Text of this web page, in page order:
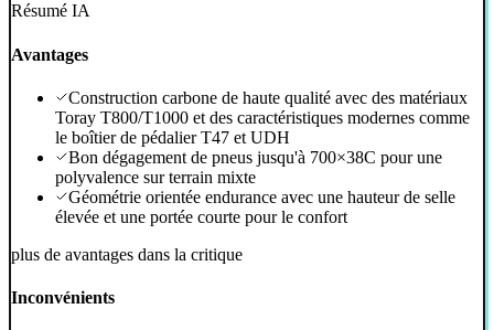
Résumé IA
Avantages
Construction carbone de haute qualité avec des matériaux
Toray T800/T1000 et des caractéristiques modernes comme
le boîtier de pédalier T47 et UDH
Bon dégagement de pneus jusqu'à 700×38C pour une
polyvalence sur terrain mixte
Géométrie orientée endurance avec une hauteur de selle
élevée et une portée courte pour le confort
plus de avantages dans la critique
Inconvénients